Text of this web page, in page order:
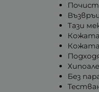
Тази
Кожата
Кожата
Без